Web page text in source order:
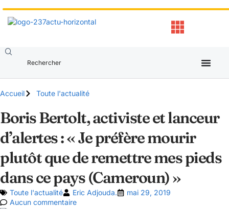
Accueil Toute l'actualité
Boris Bertolt, activiste et lanceur
d’alertes : « Je préfère mourir
plutôt que de remettre mes pieds
dans ce pays (Cameroun) »
Toute l'actualité Eric Adjouda.
mai 29, 2019
Aucun commentaire